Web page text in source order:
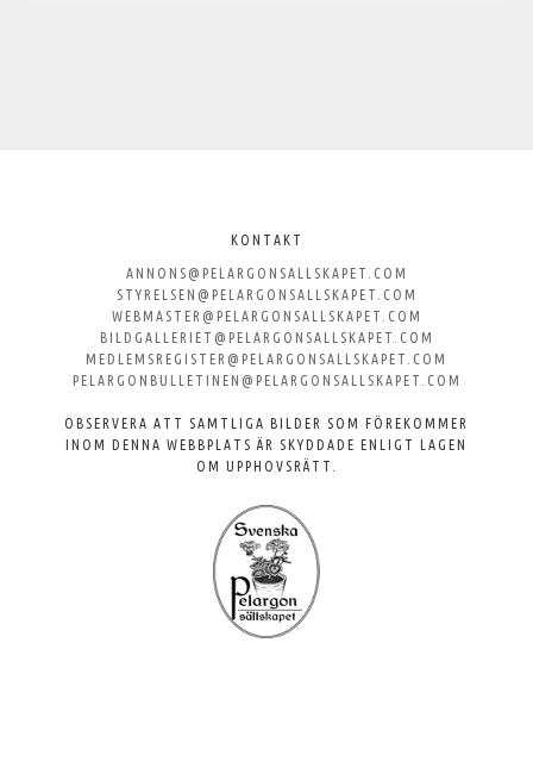
Svenska
Pelargonsällskapet
KONTAKT
ANNONS@PELARGONSALLSKAPET.COM
STYRELSEN@PELARGONSALLSKAPET.COM
WEBMASTER@PELARGONSALLSKAPET.COM
BILDGALLERIET@PELARGONSALLSKAPET.COM
MEDLEMSREGISTER@PELARGONSALLSKAPET.COM
PELARGONBULLETINEN@PELARGONSALLSKAPET.COM
OBSERVERA ATT SAMTLIGA BILDER SOM FÖREKOMMER
INOM DENNA WEBBPLATS ÄR SKYDDADE ENLIGT LAGEN
OM UPPHOVSRÄTT.